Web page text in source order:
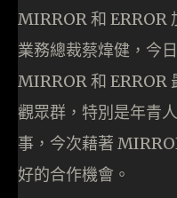
MIRROR 和 ERROR
業務總裁蔡煒健，今
MIRROR 和 ERROR
觀眾群，特別是年青
事，今次藉著
好的合作機會。